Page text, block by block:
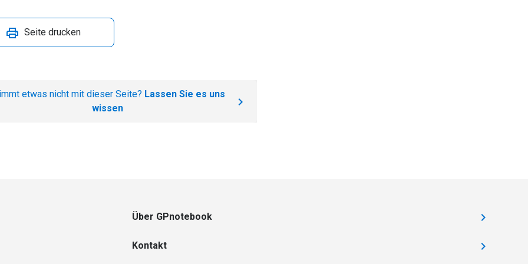
Seite drucken
etwas nicht mit dieser Seite? Lassen Sie es uns
wissen
Über GPnotebook
Kontakt